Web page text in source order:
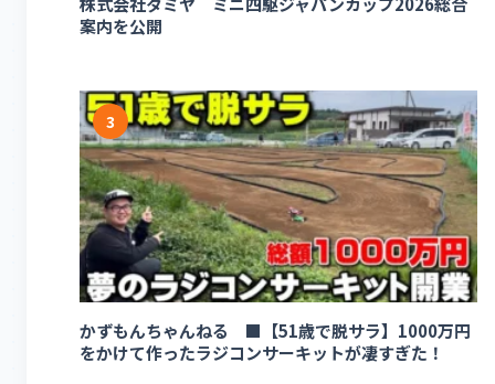
案内を公開
3
かずもんちゃんねる ■【51歳で脱サラ】1000万円
をかけて作ったラジコンサーキットが凄すぎた！